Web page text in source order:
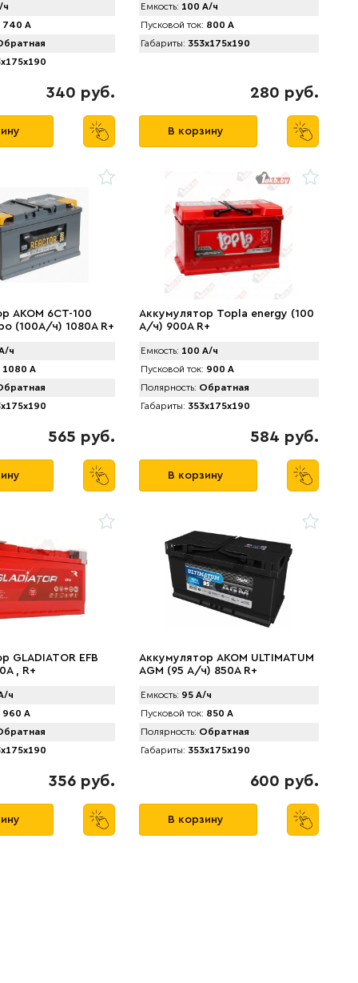
740 А
340 руб.
Емкость: 100 А/ч
Пусковой ток: 800 А
Габариты: 353x175x190
280 руб.
В корзину
AKOM 6CT-100
(100А/ч) 1080A R+
ч
1080 А
565 руб.
Аккумулятор Topla energy (100
А/ч) 900А R+
Емкость: 100 А/ч
Пусковой ток: 900 А
Полярность: Обратная
Габариты: 353x175x190
584 руб.
В корзину
GLADIATOR EFB
, R+
ч
960 А
356 руб.
Аккумулятор AКОМ ULTIMATUM
AGM (95 А/ч) 850А R+
Емкость: 95 А/ч
Пусковой ток: 850 А
Полярность: Обратная
Габариты: 353x175x190
600 руб.
В корзину